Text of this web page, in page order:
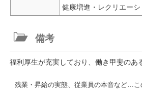
健康増進・レクリエー
備考
福利厚生が充実しており、働き甲斐の
残業・昇給の実態、従業員の本音など…こ